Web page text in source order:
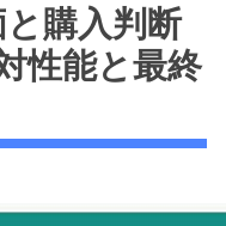
購入判断
性能と最終